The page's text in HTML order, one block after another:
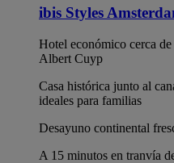
ibis Styles
Hotel económico cerca
Albert Cuyp
Casa histórica junto al
ideales para familias
Desayuno continental
A 15 minutos en tranvía